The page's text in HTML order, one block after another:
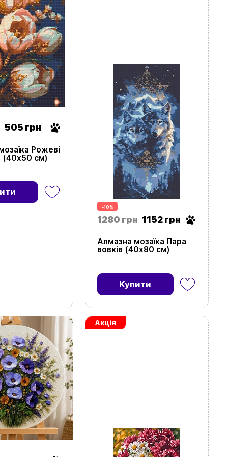
505 грн
Рожеві
(40х50 см)
-10%
1280 грн 1152 грн
Алмазна мозаїка Пара
вовків (40х80 см)
Купити
Акція
знайдете